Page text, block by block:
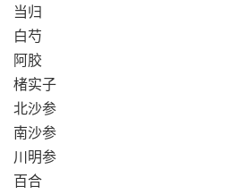
当归
白芍
阿胶
楮实子
北沙参
南沙参
川明参
百合